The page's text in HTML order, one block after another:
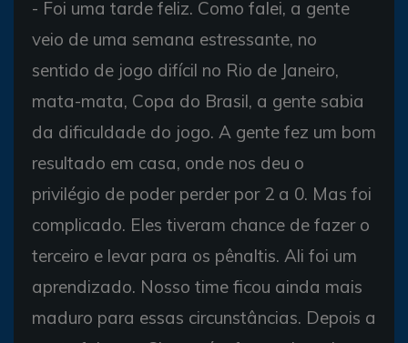
- Foi uma tarde feliz. Como falei, a gente
veio de uma semana estressante, no
sentido de jogo difícil no Rio de Janeiro,
mata-mata, Copa do Brasil, a gente sabia
da dificuldade do jogo. A gente fez um bom
resultado em casa, onde nos deu o
privilégio de poder perder por 2 a 0. Mas foi
complicado. Eles tiveram chance de fazer o
terceiro e levar para os pênaltis. Ali foi um
aprendizado. Nosso time ficou ainda mais
maduro para essas circunstâncias. Depois a